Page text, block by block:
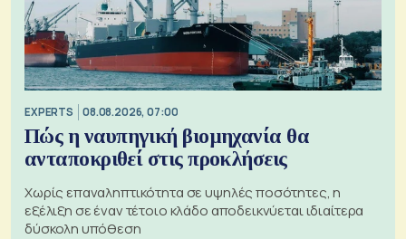
EXPERTS 08.08.2026, 07:00
Πώς η ναυπηγική βιομηχανία θα
ανταποκριθεί στις προκλήσεις
Χωρίς επαναληπτικότητα σε υψηλές ποσότητες, η
εξέλιξη σε έναν τέτοιο κλάδο αποδεικνύεται ιδιαίτερα
δύσκολη υπόθεση